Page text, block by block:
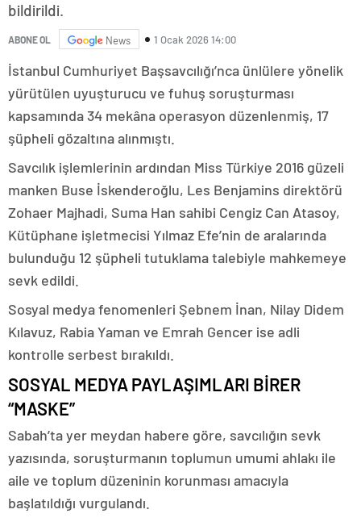
bildirildi.
ABONE OL News 1 Ocak 2026 14:00
İstanbul Cumhuriyet Başsavcılığı’nca ünlülere yönelik
yürütülen uyuşturucu ve fuhuş soruşturması
kapsamında 34 mekâna operasyon düzenlenmiş, 17
şüpheli gözaltına alınmıştı.
Savcılık işlemlerinin ardından Miss Türkiye 2016 güzeli
manken Buse İskenderoğlu, Les Benjamins direktörü
Zohaer Majhadi, Suma Han sahibi Cengiz Can Atasoy,
Kütüphane işletmecisi Yılmaz Efe’nin de aralarında
bulunduğu 12 şüpheli tutuklama talebiyle mahkemeye
sevk edildi.
Sosyal medya fenomenleri Şebnem İnan, Nilay Didem
Kılavuz, Rabia Yaman ve Emrah Gencer ise adli
kontrolle serbest bırakıldı.
SOSYAL MEDYA PAYLAŞIMLARI BİRER
“MASKE”
Sabah’ta yer meydan habere göre, savcılığın sevk
yazısında, soruşturmanın toplumun umumi ahlakı ile
aile ve toplum düzeninin korunması amacıyla
başlatıldığı vurgulandı.